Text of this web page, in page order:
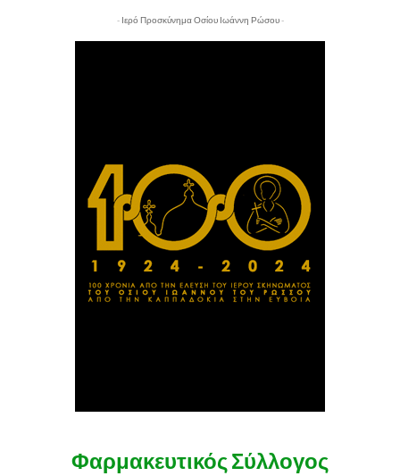
- Ιερό Προσκύνημα Οσίου Ιωάννη Ρώσου -
Φαρμακευτικός Σύλλογος